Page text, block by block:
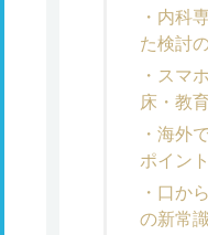
内科
た検討
スマ
床・教
海外
ポイント
口か
の新常識